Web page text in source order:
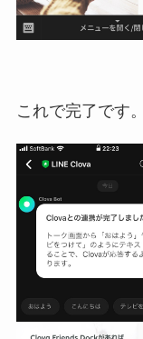
これで完了です。